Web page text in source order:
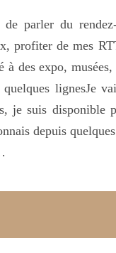
de parler du
profiter de mes
à des expo,
quelques lignesJe
je suis
depuis